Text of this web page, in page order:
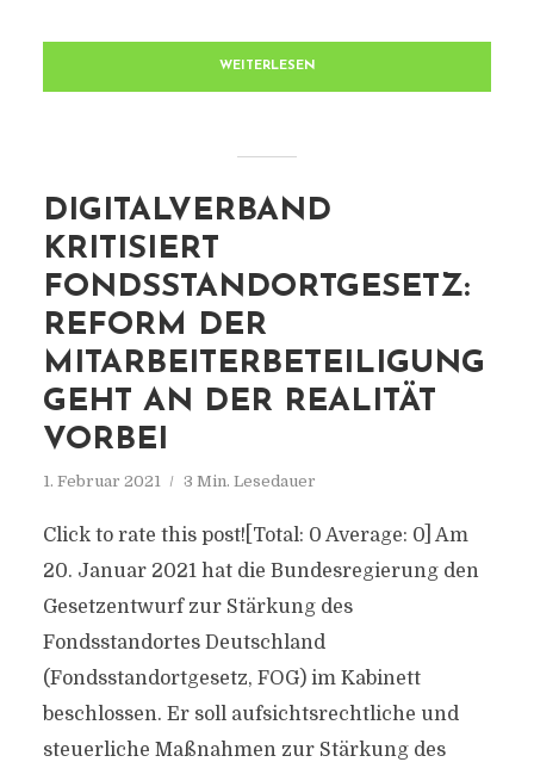
WEITERLESEN
DIGITALVERBAND
KRITISIERT
FONDSSTANDORTGESETZ:
REFORM DER
MITARBEITERBETEILIGUNG
GEHT AN DER REALITÄT
VORBEI
1. Februar 2021 3 Min. Lesedauer
Click to rate this post![Total: 0 Average: 0] Am
20. Januar 2021 hat die Bundesregierung den
Gesetzentwurf zur Stärkung des
Fondsstandortes Deutschland
(Fondsstandortgesetz, FOG) im Kabinett
beschlossen. Er soll aufsichtsrechtliche und
steuerliche Maßnahmen zur Stärkung des